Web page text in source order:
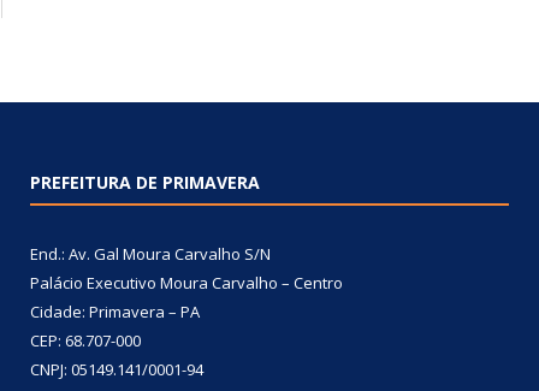
PREFEITURA DE PRIMAVERA
End.: Av. Gal Moura Carvalho S/N
Palácio Executivo Moura Carvalho – Centro
Cidade: Primavera – PA
CEP: 68.707-000
CNPJ: 05149.141/0001-94